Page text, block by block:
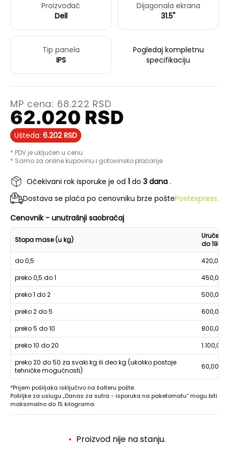
Proizvođač
Dell
Dijagonala ekrana
31.5"
Tip panela
IPS
Pogledaj kompletnu
specifikaciju
MP cena: 68.222 RSD
62.020 RSD
Ušteda: 6.202 RSD
* PDV je uključen u cenu
* Samo za online kupovinu i gotovinsko plaćanje
Očekivani rok isporuke je od 1 do 3 dana .
Dostava se plaća po cenovniku brze poštePostexpress.
Cenovnik - unutrašnji saobraćaj
Stopa mase (u kg)
Uručenje
do 19h
do 0,5
420,00
preko 0,5 do 1
450,00
preko 1 do 2
500,00
preko 2 do 5
600,00
preko 5 do 10
800,00
preko 10 do 20
1.100,00
preko 20 do 50 za svaki kg ili deo kg (ukoliko postoje
tehničke mogućnosti)
60,00
*Prijem pošiljaka isključivo na šalteru pošte.
Pošiljke za uslugu „Danas za sutra - isporuka na paketomatu“ mogu biti
maksimalno do 15 kilograma.
Proizvod nije na stanju.